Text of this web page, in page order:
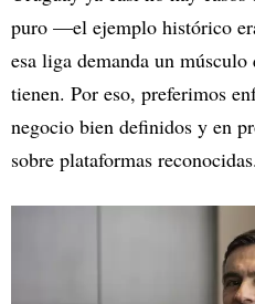
puro —el ejemplo histórico
esa liga demanda un
tienen. Por eso, preferimos
negocio bien definidos y en
sobre plataformas reconocidas.